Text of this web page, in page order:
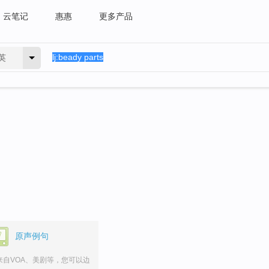
云笔记 惠惠 更多产品
原声例句
自VOA、美剧等，您可以边